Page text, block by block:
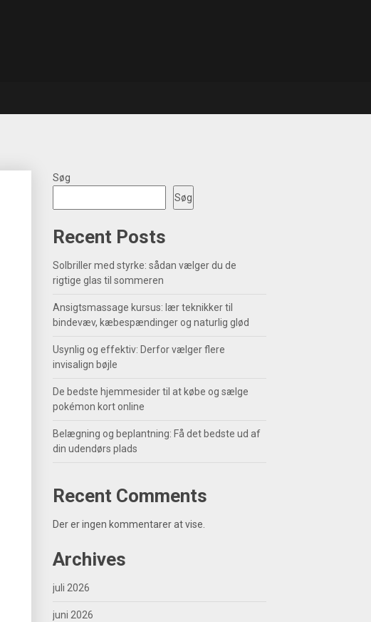
Søg
Søg
Recent Posts
Solbriller med styrke: sådan vælger du de
rigtige glas til sommeren
Ansigtsmassage kursus: lær teknikker til
bindevæv, kæbespændinger og naturlig glød
Usynlig og effektiv: Derfor vælger flere
invisalign bøjle
De bedste hjemmesider til at købe og sælge
pokémon kort online
Belægning og beplantning: Få det bedste ud af
din udendørs plads
Recent Comments
Der er ingen kommentarer at vise.
Archives
juli 2026
juni 2026